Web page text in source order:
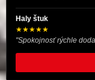
Haly štuk
★★★★★
"Spokojnosť rýchle